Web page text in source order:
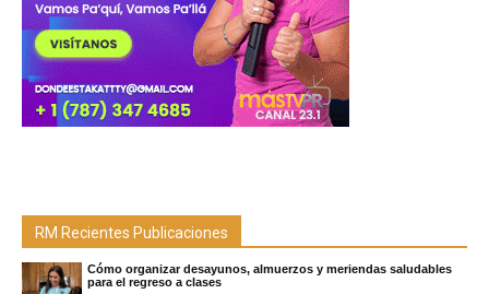
RM Recientes Publicaciones
Cómo organizar desayunos, almuerzos y meriendas saludables
para el regreso a clases